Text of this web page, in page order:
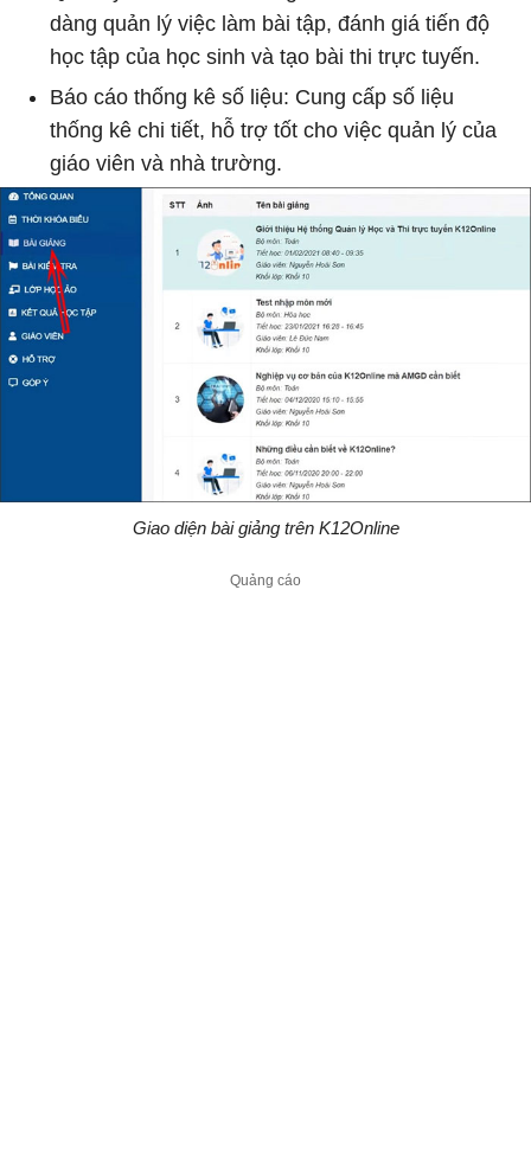
dàng quản lý việc làm bài tập, đánh giá tiến độ
học tập của học sinh và tạo bài thi trực tuyến.
Báo cáo thống kê số liệu: Cung cấp số liệu
thống kê chi tiết, hỗ trợ tốt cho việc quản lý của
giáo viên và nhà trường.
Giao diện bài giảng trên K12Online